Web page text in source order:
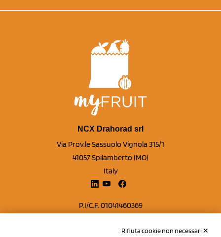
NCX Drahorad srl
Via Prov.le Sassuolo Vignola 315/1
41057 Spilamberto (MO)
Italy
P.I/C.F. 01041460369
Capitale sociale Euro 50.000,00 i.v.Rifiuta cookie non necessari ✕